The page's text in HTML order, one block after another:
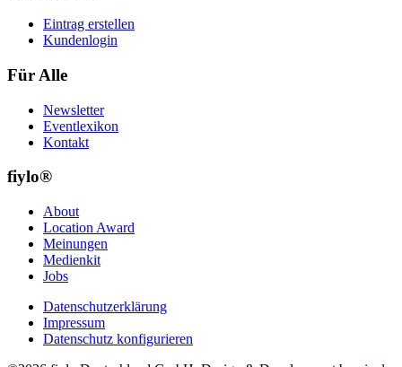
Eintrag erstellen
Kundenlogin
Für Alle
Newsletter
Eventlexikon
Kontakt
fiylo®
About
Location Award
Meinungen
Medienkit
Jobs
Datenschutzerklärung
Impressum
Datenschutz konfigurieren